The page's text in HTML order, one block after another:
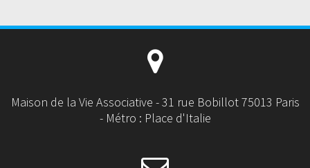
Maison de la Vie Associative - 31 rue Bobillot 75013 Paris
- Métro : Place d'Italie